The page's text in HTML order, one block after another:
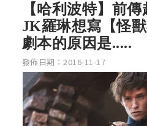
【哈利波特】前
JK羅琳想寫【怪獸
劇本的原因是.....
發佈日期：2016-11-17